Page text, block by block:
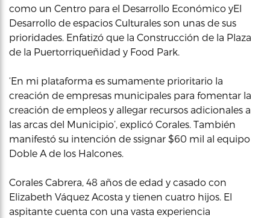
como un Centro para el Desarrollo Económico yEl
Desarrollo de espacios Culturales son unas de sus
prioridades. Enfatizó que la Construcción de la Plaza
de la Puertorriqueñidad y Food Park.
‘En mi plataforma es sumamente prioritario la
creación de empresas municipales para fomentar la
creación de empleos y allegar recursos adicionales a
las arcas del Municipio’, explicó Corales. También
manifestó su intención de ssignar $60 mil al equipo
Doble A de los Halcones.
Corales Cabrera, 48 años de edad y casado con
Elizabeth Váquez Acosta y tienen cuatro hijos. El
aspitante cuenta con una vasta experiencia